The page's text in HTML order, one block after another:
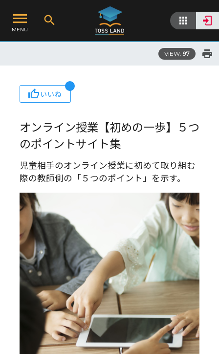
MENU
VIEW: 97
いいね
オンライン授業【初めの一歩】５つ
のポイントサイト集
児童相手のオンライン授業に初めて取り組む
際の教師側の「５つのポイント」を示す。